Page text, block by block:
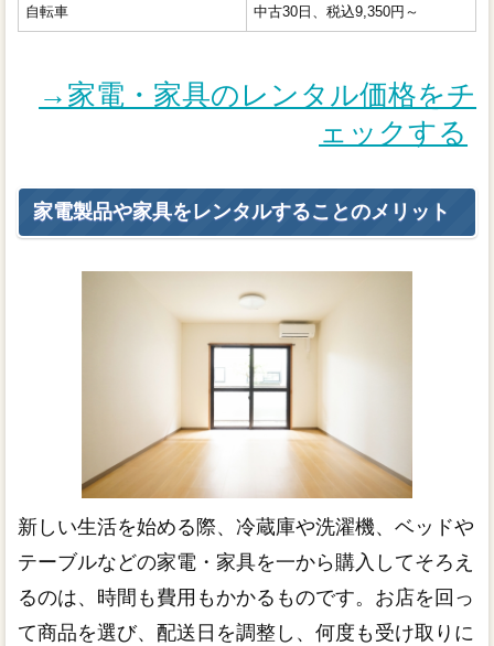
自転車 中古30日、税込9,350円～
→家電・家具のレンタル価格をチ
ェックする
家電製品や家具をレンタルすることのメリット
新しい生活を始める際、冷蔵庫や洗濯機、ベッドや
テーブルなどの家電・家具を一から購入してそろえ
るのは、時間も費用もかかるものです。お店を回っ
て商品を選び、配送日を調整し、何度も受け取りに